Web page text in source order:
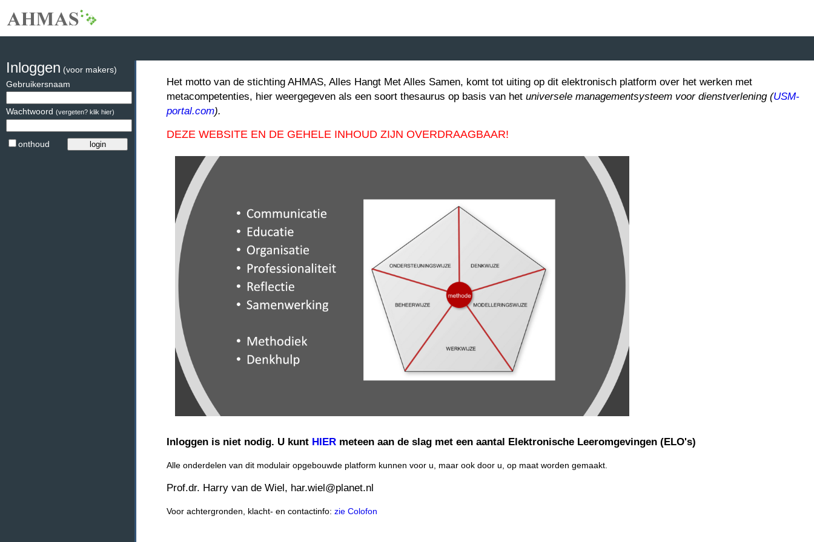
Het motto van de stichting AHMAS, Alles Hangt Met Alles Samen, komt tot uiting op dit elektronisch platform over het werken met
metacompetenties, hier weergegeven als een soort thesaurus op basis van het universele managementsysteem voor dienstverlening (USM-
portal.com).
DEZE WEBSITE EN DE GEHELE INHOUD ZIJN OVERDRAAGBAAR!
Inloggen is niet nodig. U kunt HIER meteen aan de slag met een aantal Elektronische Leeromgevingen (ELO's)
Alle onderdelen van dit modulair opgebouwde platform kunnen voor u, maar ook door u, op maat worden gemaakt.
Prof.dr. Harry van de Wiel, har.wiel@planet.nl
Voor achtergronden, klacht- en contactinfo: zie Colofon
Inloggen (voor makers)
Gebruikersnaam
Wachtwoord (vergeten? klik hier)
onthoud